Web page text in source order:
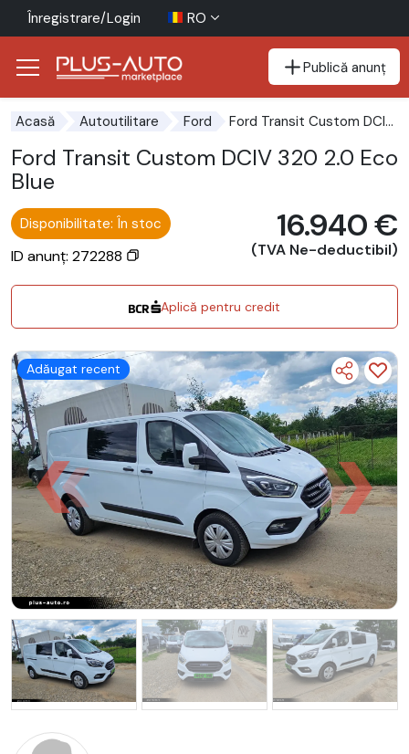
Înregistrare/Login RO
Publică anunț
Acasă Autoutilitare Ford Ford Transit Custom DCIV 320 2.0 EcoBlue
Ford Transit Custom DCIV 320 2.0 Eco
Blue
Disponibilitate: În stoc
ID anunț: 272288
16.940 €
(TVA Ne-deductibil)
Aplică pentru credit
Adăugat recent